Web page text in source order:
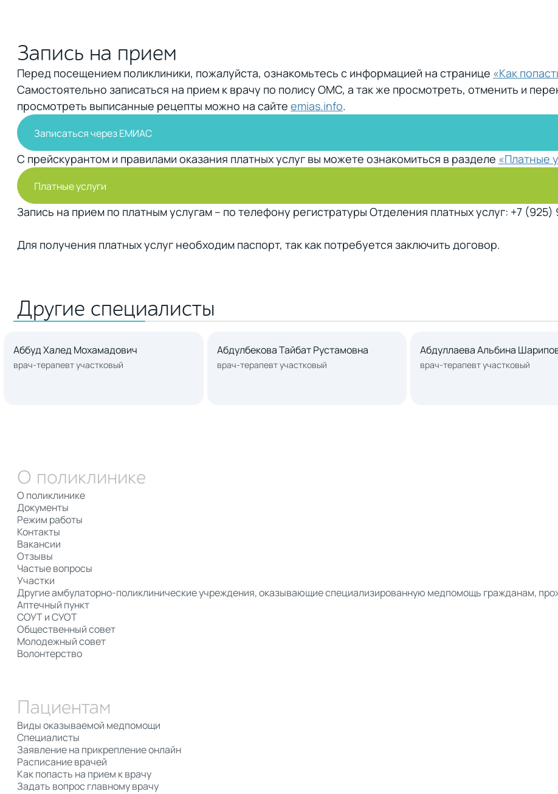
Запись на прием
Перед посещением поликлиники, пожалуйста, ознакомьтесь с информацией на странице «Как
Самостоятельно записаться на прием к врачу по полису ОМС, а так же просмотреть, отменить и
просмотреть выписанные рецепты можно на сайте emias.info.
Записаться через ЕМИАС
С прейскурантом и правилами оказания платных услуг вы можете ознакомиться в разделе «Платные
Платные услуги
Запись на прием по платным услугам – по телефону регистратуры Отделения платных услуг: +7 (925)
Для получения платных услуг необходим паспорт, так как потребуется заключить договор.
Другие специалисты
Аббуд Халед Мохамадович
врач-терапевт участковый
Абдулбекова Тайбат Рустамовна
врач-терапевт участковый
Абдуллаева Альбина
врач-терапевт участковый
О поликлинике
О поликлинике
Документы
Режим работы
Контакты
Вакансии
Отзывы
Частые вопросы
Участки
Другие амбулаторно-поликлинические учреждения, оказывающие специализированную медпомощь гражданам,
Аптечный пункт
СОУТ и СУОТ
Общественный совет
Молодежный совет
Волонтерство
Пациентам
Виды оказываемой медпомощи
Специалисты
Заявление на прикрепление онлайн
Расписание врачей
Как попасть на прием к врачу
Задать вопрос главному врачу